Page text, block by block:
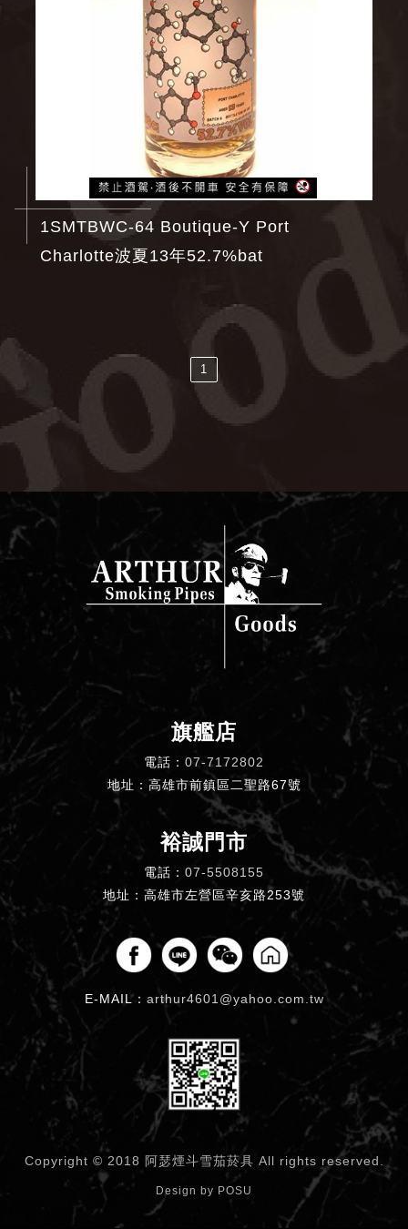
1SMTBWC-64 Boutique-Y Port
Charlotte波夏13年52.7%bat
1
旗艦店
電話： 07-7172802
地址：高雄市前鎮區二聖路67號
裕誠門市
電話： 07-5508155
地址：高雄市左營區辛亥路253號
E-MAIL： arthur4601@yahoo.com.tw
Copyright © 2018 阿瑟煙斗雪茄菸具 All rights reserved.
Design by POSU